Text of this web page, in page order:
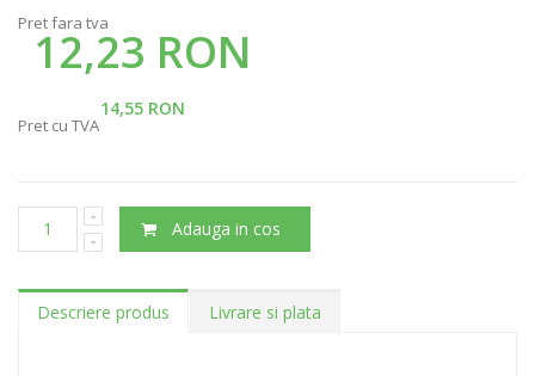
Pret fara tva
12,23 RON
14,55 RON
Pret cu TVA
Adauga in cos
Descriere produs Livrare si plata